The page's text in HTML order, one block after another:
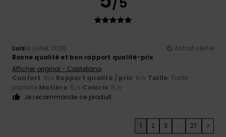
Luis14 juillet 2026
Achat vérifié
Bonne qualité et bon rapport qualité-prix
Afficher original - Castellano
Confort: 5/5 Rapport qualité / prix: 5/5 Taille: Taille
parfaite Matière: 5 /5 Coloris: 5 /5
Je recommande ce produit
1 2 3 ... 27 >